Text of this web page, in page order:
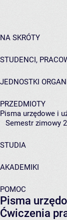
NA SKRÓTY
STUDENCI,
JEDNOSTKI
PRZEDMIOTY
Pisma urzędowe i
Semestr zimowy
STUDIA
AKADEMIKI
POMOC
Pisma
Ćwiczenia